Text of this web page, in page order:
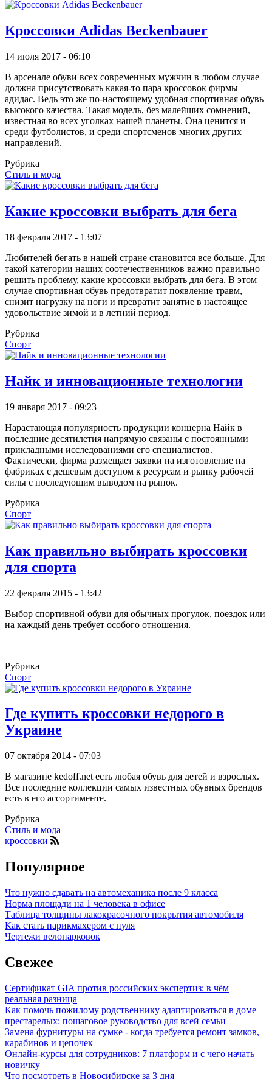
Кроссовки Adidas Beckenbauer
14 июля 2017 - 06:10
В арсенале обуви всех современных мужчин в любом случае
должна присутствовать какая-то пара кроссовок фирмы
адидас. Ведь это же по-настоящему удобная спортивная обувь
высокого качества. Такая модель, без малейших сомнений,
известная во всех уголках нашей планеты. Она ценится и
среди футболистов, и среди спортсменов многих других
направлений.
Рубрика
Стиль и мода
Какие кроссовки выбрать для бега
18 февраля 2017 - 13:07
Любителей бегать в нашей стране становится все больше. Для
такой категории наших соотечественников важно правильно
решить проблему, какие кроссовки выбрать для бега. В этом
случае спортивная обувь предотвратит появление травм,
снизит нагрузку на ноги и превратит занятие в настоящее
удовольствие зимой и в летний период.
Рубрика
Спорт
Найк и инновационные технологии
19 января 2017 - 09:23
Нарастающая популярность продукции концерна Найк в
последние десятилетия напрямую связаны с постоянными
прикладными исследованиями его специалистов.
Фактически, фирма размещает заявки на изготовление на
фабриках с дешевым доступом к ресурсам и рынку рабочей
силы с последующим выводом на рынок.
Рубрика
Спорт
Как правильно выбирать кроссовки
для спорта
22 февраля 2015 - 13:42
Выбор спортивной обуви для обычных прогулок, поездок или
на каждый день требует особого отношения.
Рубрика
Спорт
Где купить кроссовки недорого в
Украине
07 октября 2014 - 07:03
В магазине kedoff.net есть любая обувь для детей и взрослых.
Все последние коллекции самых известных обувных брендов
есть в его ассортименте.
Рубрика
Стиль и мода
кроссовки
Популярное
Что нужно сдавать на автомеханика после 9 класса
Норма площади на 1 человека в офисе
Таблица толщины лакокрасочного покрытия автомобиля
Как стать парикмахером с нуля
Чертежи велопарковок
Свежее
Сертификат GIA против российских экспертиз: в чём
реальная разница
Как помочь пожилому родственнику адаптироваться в доме
престарелых: пошаговое руководство для всей семьи
Замена фурнитуры на сумке - когда требуется ремонт замков,
карабинов и цепочек
Онлайн-курсы для сотрудников: 7 платформ и с чего начать
новичку
Что посмотреть в Новосибирске за 3 дня